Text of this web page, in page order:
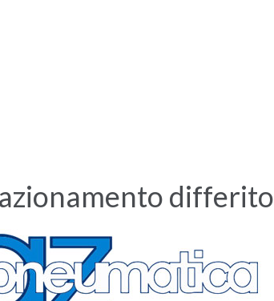
differito